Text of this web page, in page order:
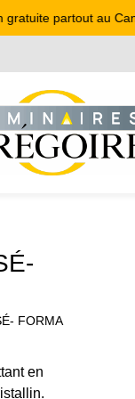
partout au
FORMA
en